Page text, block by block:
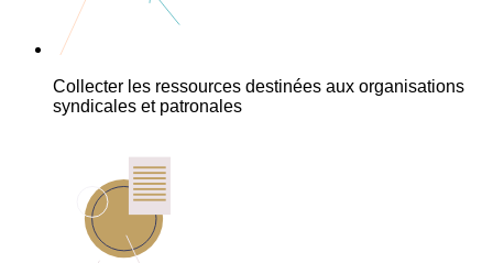
Collecter les ressources destinées aux organisations
syndicales et patronales